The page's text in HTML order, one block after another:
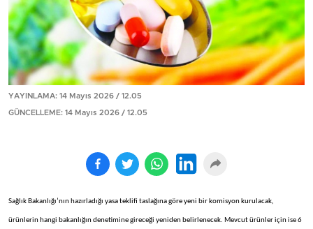
YAYINLAMA: 14 Mayıs 2026 / 12.05
GÜNCELLEME: 14 Mayıs 2026 / 12.05
Sağlık Bakanlığı’nın hazırladığı yasa teklifi taslağına göre yeni bir komisyon kurulacak,
ürünlerin hangi bakanlığın denetimine gireceği yeniden belirlenecek. Mevcut ürünler için ise 6